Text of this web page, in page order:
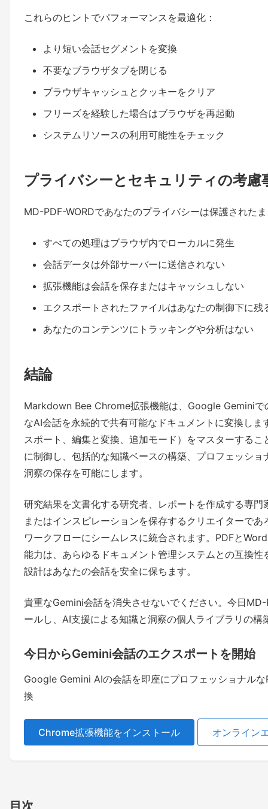
これらのヒントでパフォーマンスを最適化：
より短い会話セグメントを変換
不要なブラウザタブを閉じる
ブラウザキャッシュとクッキーをクリア
フリーズを経験した場合はブラウザを再起動
システムリソースの利用可能性をチェック
プライバシーとセキュリティの考慮
MD-PDF-WORDであなたのプライバシーは保護された
すべての処理はブラウザ内でローカルに発生
会話データは外部サーバーに送信されない
拡張機能は会話を保存またはキャッシュしない
エクスポートされたファイルはあなたの制御下に残
あなたのコンテンツにトラッキングや分析はない
結論
Markdown Bee Chrome拡張機能は、Google Geminiで
なAI会話を永続的で共有可能なドキュメントに変換し
スポート、編集と変換、追加モード）をマスターする
に制御し、包括的な知識ベースの構築、プロフェッシ
洞察の保存を可能にします。
研究結果を文書化する研究者、レポートを作成する専
またはインスピレーションを保存するクリエイターで
ワークフローにシームレスに統合されます。PDFと
能力は、あらゆるドキュメント管理システムとの互換
設計はあなたの会話を安全に保ちます。
貴重なGemini会話を消失させないでください。今日
ールし、AI支援による知識と洞察の個人ライブラリの構
今日からGemini会話のエクスポートを開始
Google Gemini AIの会話を即座にプロフェッショナル
換
Chrome拡張機能をインストール オンライン
目次